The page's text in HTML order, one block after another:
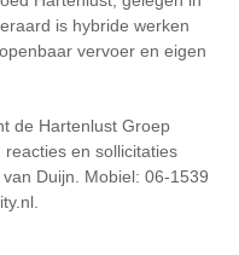
is hybride werken
vervoer en eigen
de Hartenlust Groep
en sollicitaties
Duijn. Mobiel: 06-1539